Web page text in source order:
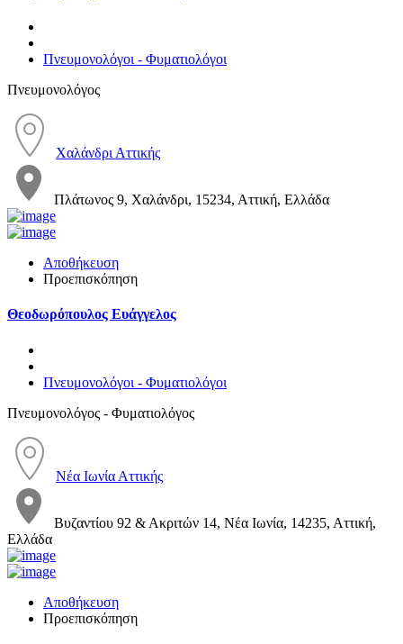
Πνευμονολόγοι - Φυματιολόγοι
Πνευμονολόγος
Χαλάνδρι Αττικής
Πλάτωνος 9, Χαλάνδρι, 15234, Αττική, Ελλάδα
Αποθήκευση
Προεπισκόπηση
Θεοδωρόπουλος Ευάγγελος
Πνευμονολόγοι - Φυματιολόγοι
Πνευμονολόγος - Φυματιολόγος
Νέα Ιωνία Αττικής
Βυζαντίου 92 & Ακριτών 14, Νέα Ιωνία, 14235, Αττική,
Ελλάδα
Αποθήκευση
Προεπισκόπηση